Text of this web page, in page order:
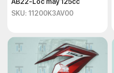
SKU: 11200K3AV00